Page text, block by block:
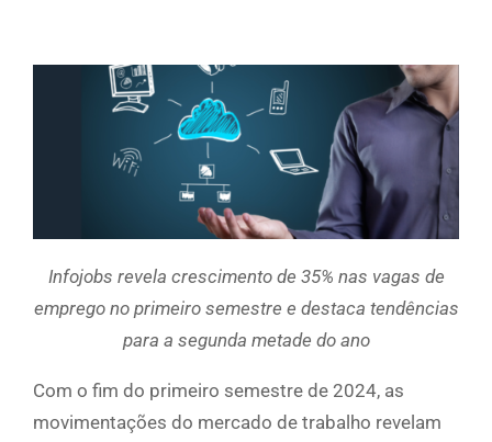
Infojobs revela crescimento de 35% nas vagas de
emprego no primeiro semestre e destaca tendências
para a segunda metade do ano
Com o fim do primeiro semestre de 2024, as
movimentações do mercado de trabalho revelam